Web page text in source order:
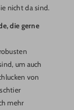
nicht da sind.
die gerne
um auch
von
mehr